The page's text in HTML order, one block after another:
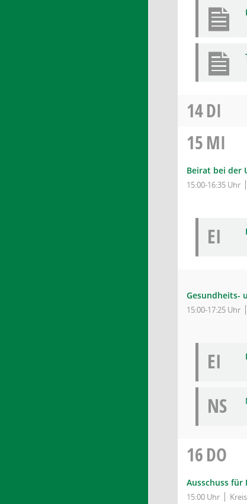
14DI
15MI
Beirat bei der
15:00-16:35 Uhr
EI
Gesundheits-
15:00-17:25 Uhr
EI
NS
16DO
Ausschuss
15:00 Uhr